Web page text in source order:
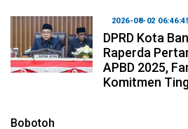
2026-08-02
DPRD Kota
Raperda
APBD 2025,
Komitmen
Bobotoh